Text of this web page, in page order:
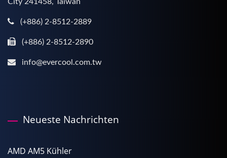
(+886) 2-8512-2889
(+886) 2-8512-2890
info@evercool.com.tw
Neueste Nachrichten
AMD AM5 Kühler